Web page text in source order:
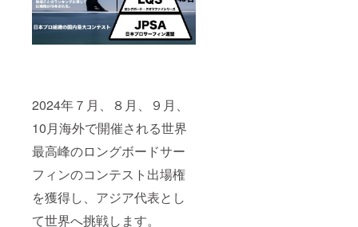
2024年７月、８月、９月、
10月海外で開催される世界
最高峰のロングボードサー
フィンのコンテスト出場権
を獲得し、アジア代表とし
て世界へ挑戦します。